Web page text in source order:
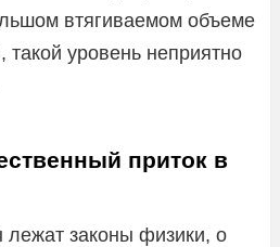
втягиваемом объеме
уровень неприятно
приток в
лежат законы физики, о